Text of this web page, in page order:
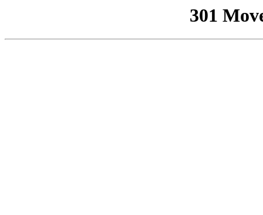
301